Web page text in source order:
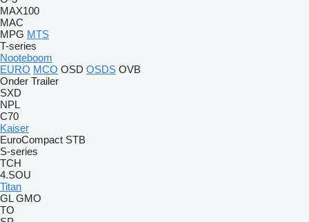
MAX100
MAC
MPG MTS
T-series
Nooteboom
EURO MCO OSD OSDS OVB
Onder Trailer
SXD
NPL
C70
Kaiser
EuroCompact STB
S-series
TCH
4.SOU
Titan
GL GMO
TO